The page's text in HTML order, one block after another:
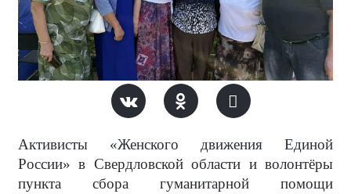
Активисты «Женского движения Единой
России» в Свердловской области и волонтёры
пункта сбора гуманитарной помощи